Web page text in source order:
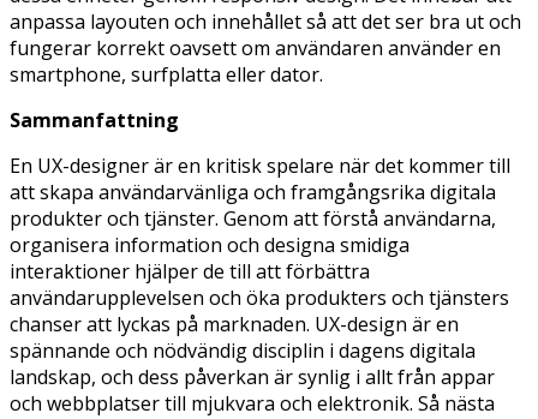
anpassa layouten och innehållet så att det ser bra ut och
fungerar korrekt oavsett om användaren använder en
smartphone, surfplatta eller dator.
Sammanfattning
En UX-designer är en kritisk spelare när det kommer till
att skapa användarvänliga och framgångsrika digitala
produkter och tjänster. Genom att förstå användarna,
organisera information och designa smidiga
interaktioner hjälper de till att förbättra
användarupplevelsen och öka produkters och tjänsters
chanser att lyckas på marknaden. UX-design är en
spännande och nödvändig disciplin i dagens digitala
landskap, och dess påverkan är synlig i allt från appar
och webbplatser till mjukvara och elektronik. Så nästa